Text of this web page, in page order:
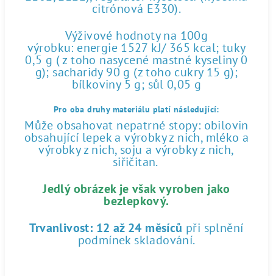
citrónová E330).
Výživové hodnoty na 100g
výrobku: energie 1527 kJ/ 365 kcal; tuky
0,5 g ( z toho nasycené mastné kyseliny 0
g); sacharidy 90 g (z toho cukry 15 g);
bílkoviny 5 g; sůl 0,05 g
Pro oba druhy materiálu platí následující:
Může obsahovat nepatrné stopy: obilovin
obsahující lepek a výrobky z nich, mléko a
výrobky z nich, soju a výrobky z nich,
siřičitan.
Jedlý obrázek je však vyroben jako
bezlepkový.
Trvanlivost: 12 až 24 měsíců při splnění
podmínek skladování.